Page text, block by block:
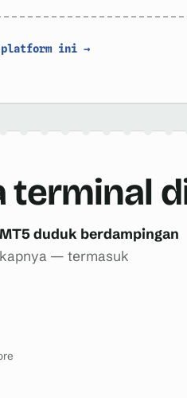
platform ini →
terminal
duduk berdampingan
— termasuk